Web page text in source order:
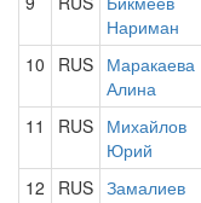
Нариман
10 RUS Маракаева
Алина
11 RUS Михайлов
Юрий
12 RUS Замалиев